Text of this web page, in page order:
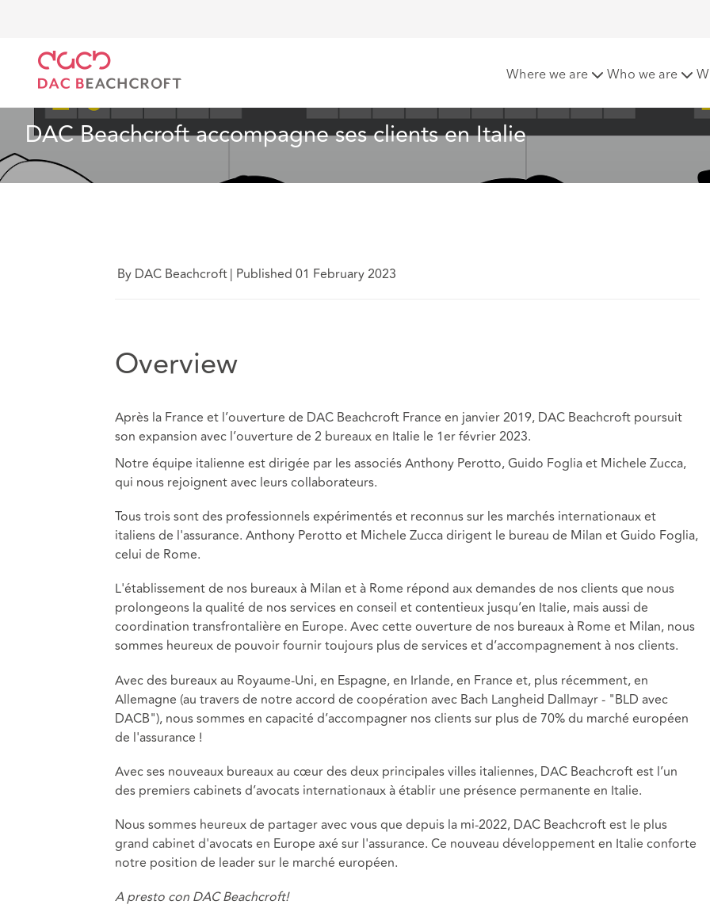
Where we are Who we are
DAC Beachcroft accompagne ses clients en Italie
By DAC Beachcroft| Published 01 February 2023
Overview
Après la France et l’ouverture de DAC Beachcroft France en janvier 2019, DAC Beachcroft poursuit
son expansion avec l’ouverture de 2 bureaux en Italie le 1er février 2023.
Notre équipe italienne est dirigée par les associés Anthony Perotto, Guido Foglia et Michele Zucca,
qui nous rejoignent avec leurs collaborateurs.
Tous trois sont des professionnels expérimentés et reconnus sur les marchés internationaux et
italiens de l'assurance. Anthony Perotto et Michele Zucca dirigent le bureau de Milan et Guido Foglia,
celui de Rome.
L'établissement de nos bureaux à Milan et à Rome répond aux demandes de nos clients que nous
prolongeons la qualité de nos services en conseil et contentieux jusqu’en Italie, mais aussi de
coordination transfrontalière en Europe. Avec cette ouverture de nos bureaux à Rome et Milan, nous
sommes heureux de pouvoir fournir toujours plus de services et d’accompagnement à nos clients.
Avec des bureaux au Royaume-Uni, en Espagne, en Irlande, en France et, plus récemment, en
Allemagne (au travers de notre accord de coopération avec Bach Langheid Dallmayr - "BLD avec
DACB"), nous sommes en capacité d’accompagner nos clients sur plus de 70% du marché européen
de l'assurance !
Avec ses nouveaux bureaux au cœur des deux principales villes italiennes, DAC Beachcroft est l’un
des premiers cabinets d’avocats internationaux à établir une présence permanente en Italie.
Nous sommes heureux de partager avec vous que depuis la mi-2022, DAC Beachcroft est le plus
grand cabinet d'avocats en Europe axé sur l'assurance. Ce nouveau développement en Italie conforte
notre position de leader sur le marché européen.
A presto con DAC Beachcroft!